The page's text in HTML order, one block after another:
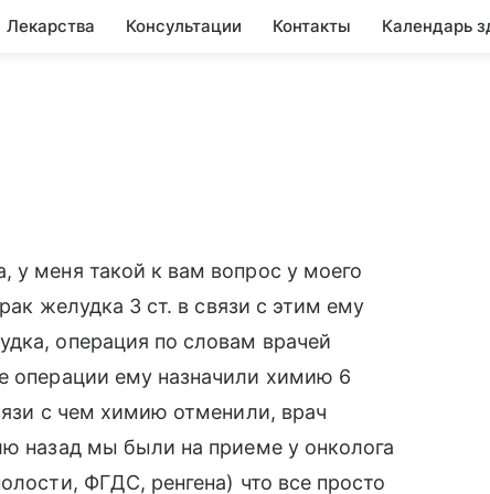
Лекарства Консультации Контакты Календарь
у меня такой к вам вопрос у моего
желудка 3 ст. в связи с этим ему
операция по словам врачей
операции ему назначили химию 6
с чем химию отменили, врач
назад мы были на приеме у онколога
ФГДС, ренгена) что все просто